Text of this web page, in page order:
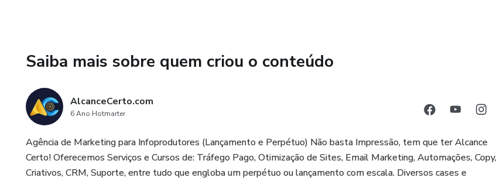
Saiba mais sobre quem criou o conteúdo
AlcanceCerto.com
6 Ano Hotmarter
Agência de Marketing para Infoprodutores (Lançamento e Perpétuo) Não basta Impressão, tem que ter Alcance
Certo! Oferecemos Serviços e Cursos de: Tráfego Pago, Otimização de Sites, Email Marketing, Automações, Copy,
Criativos, CRM, Suporte, entre tudo que engloba um perpétuo ou lançamento com escala. Diversos cases e